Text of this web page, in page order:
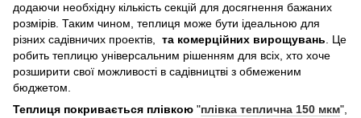
додаючи необхідну кількість секцій для досягнення бажаних
розмірів. Таким чином, теплиця може бути ідеальною для
різних садівничих проектів,
та комерційних вирощувань . Це
робить теплицю універсальним рішенням для всіх, хто хоче
розширити свої можливості в садівництві з обмеженим
бюджетом.
Теплиця покривається плівкою "плівка теплична 150 мкм",